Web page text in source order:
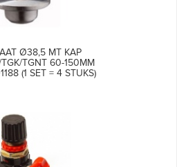
Ø38,5 MT KAP
TGNT 60-150MM
(1 SET = 4 STUKS)